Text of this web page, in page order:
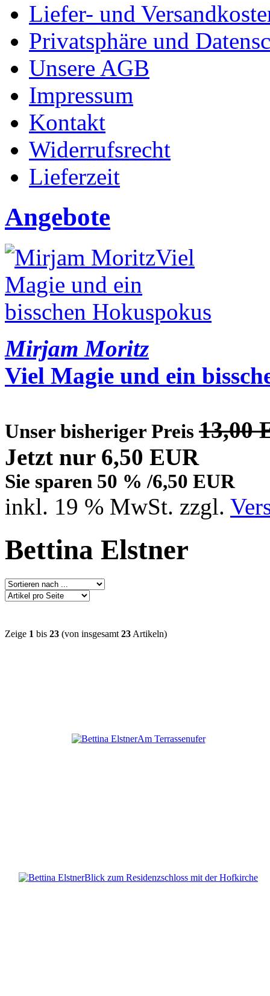
Liefer- und
Privatsphäre und
Unsere AGB
Impressum
Kontakt
Widerrufsrecht
Lieferzeit
Angebote
Mirjam Moritz
Viel Magie und ein
Unser bisheriger Preis 13,00
Jetzt nur 6,50 EUR
Sie sparen 50 % /6,50 EUR
inkl. 19 % MwSt. zzgl.
Bettina Elstner
Zeige 1 bis 23 (von insgesamt 23 Artikeln)